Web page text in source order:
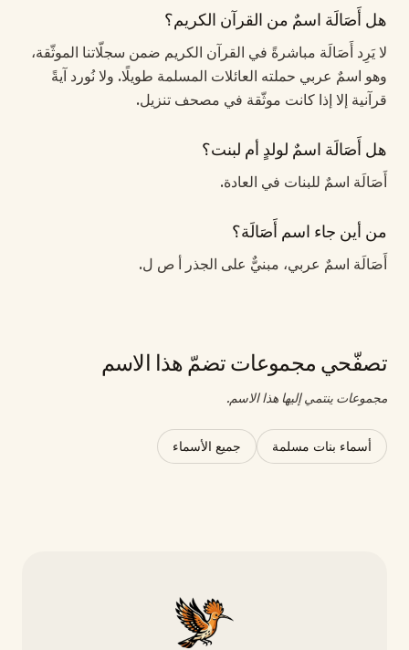
هل أَصَالَة اسمٌ من القرآن الكريم؟
لا يَرِد أَصَالَة مباشرةً في القرآن الكريم ضمن سجلّاتنا الموثّقة،
وهو اسمٌ عربي حملته العائلات المسلمة طويلًا. ولا نُورد آيةً
قرآنية إلا إذا كانت موثّقة في مصحف تنزيل.
هل أَصَالَة اسمٌ لولدٍ أم لبنت؟
أَصَالَة اسمٌ للبنات في العادة.
من أين جاء اسم أَصَالَة؟
أَصَالَة اسمٌ عربي، مبنيٌّ على الجذر أ ص ل.
تصفّحي مجموعات تضمّ هذا الاسم
مجموعات ينتمي إليها هذا الاسم.
أسماء بنات مسلمة جميع الأسماء